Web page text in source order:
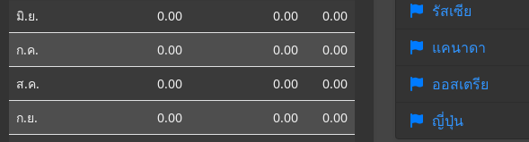
มิ.ย.
0.00 0.00
0.00
ก.ค.
0.00 0.00
0.00
ส.ค.
0.00 0.00
0.00
ก.ย.
0.00 0.00 0.00
รัสเซีย
แคนาดา
ออสเตรีย
ญี่ปุ่น